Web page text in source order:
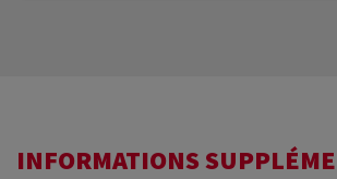
INFORMATIONS